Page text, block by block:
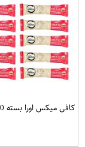
کافی میکس اورا بسته 10 عددی